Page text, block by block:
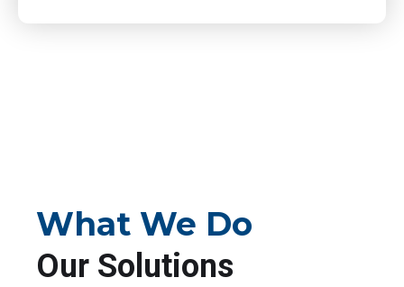
What We Do
Our Solutions